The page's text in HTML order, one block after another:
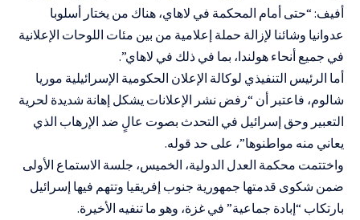
أفيف: “حتى أمام المحكمة في لاهاي، هناك من يختار أسلوبا
عدوانيا وشائنا لإزالة حملة إعلامية من بين مئات اللوحات الإعلانية
في جميع أنحاء هولندا، بما في ذلك في لاهاي”.
أما الرئيس التنفيذي لوكالة الإعلان الحكومية الإسرائيلية موريا
شالوم، فاعتبر أن “رفض نشر الإعلانات يشكل إهانة شديدة لحرية
التعبير وحق إسرائيل في التحدث بصوت عالٍ ضد الإرهاب الذي
يعاني منه مواطنوها”، على حد قوله.
واختتمت محكمة العدل الدولية، الخميس، جلسة الاستماع الأولى
ضمن شكوى قدمتها جمهورية جنوب إفريقيا وتتهم فيها إسرائيل
بارتكاب “إبادة جماعية” في غزة، وهو ما تنفيه الأخيرة.